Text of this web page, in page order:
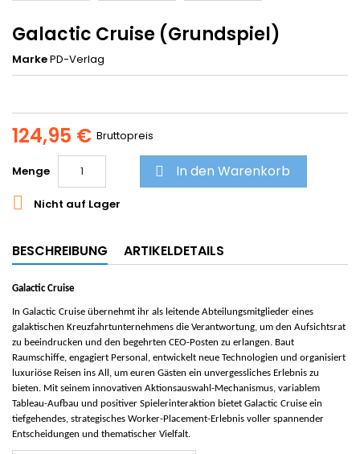
Galactic Cruise (Grundspiel)
MarkePD-Verlag
124,95 € Bruttopreis
Menge  In den Warenkorb
 Nicht auf Lager
BESCHREIBUNG ARTIKELDETAILS
Galactic Cruise
In Galactic Cruise übernehmt ihr als leitende Abteilungsmitglieder eines
galaktischen Kreuzfahrtunternehmens die Verantwortung, um den Aufsichtsrat
zu beeindrucken und den begehrten CEO-Posten zu erlangen. Baut
Raumschiffe, engagiert Personal, entwickelt neue Technologien und organisiert
luxuriöse Reisen ins All, um euren Gästen ein unvergessliches Erlebnis zu
bieten. Mit seinem innovativen Aktionsauswahl-Mechanismus, variablem
Tableau-Aufbau und positiver Spielerinteraktion bietet Galactic Cruise ein
tiefgehendes, strategisches Worker-Placement-Erlebnis voller spannender
Entscheidungen und thematischer Vielfalt.